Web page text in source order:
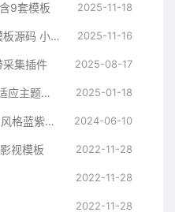
9套模板 2025-11-18
鱿鱼视频模板 MDYS12麻豆模板源码 小说网站源码模板 2025-11-16
集插件 2025-08-17
苹果cmsV10仿茶杯狐双色自适应主题模板源码 2025-01-18
首途第三十三套清新简约卡片风格蓝紫渐变色短视频模板 | 苹果CMSV10主题 2024-06-10
视模板 2022-11-28
2022-11-28
2022-11-28